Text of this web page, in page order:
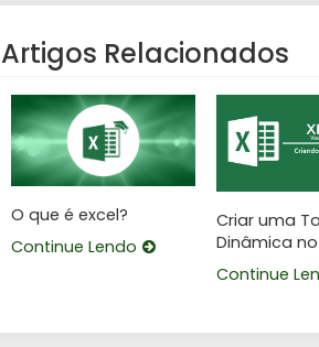
Artigos Relacionados
O que é excel?
Continue Lendo
Criar uma
Dinâmica no
Continue